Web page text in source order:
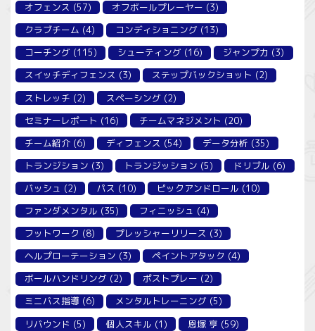
オフェンス (57) オフボールプレーヤー (3)
クラブチーム (4) コンディショニング (13)
コーチング (115) シューティング (16) ジャンプ力 (3)
スイッチディフェンス (3) ステップバックショット (2)
ストレッチ (2) スペーシング (2)
セミナーレポート (16) チームマネジメント (20)
チーム紹介(6) ディフェンス (54) データ分析 (35)
トランジション (3) トランジッション (5) ドリブル (6)
バッシュ (2) パス (10) ピックアンドロール (10)
ファンダメンタル (35) フィニッシュ (4)
フットワーク (8) プレッシャーリリース (3)
ヘルプローテーション (3) ペイントアタック (4)
ボールハンドリング (2) ポストプレー (2)
ミニバス指導 (6) メンタルトレーニング (5)
リバウンド (5) 個人スキル (1) 恩塚 亨 (59)